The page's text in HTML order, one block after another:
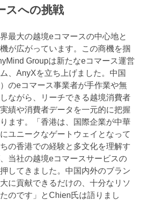
スへの挑戦
最大の越境eコマースの中心地と
が広がっています。この商機を掴
Groupは新たなeコマース運営
、AnyXを立ち上げました。中国
）のeコマース事業者が手作業や無
ながら、リーチできる越境消費者
績や消費者データを一元的に把握
ます。「香港は、国際企業が中華
ユニークなゲートウェイとなって
の香港での経験と多文化を理解す
当社の越境eコマースサービスの
してきました。中国内外のブラン
に貢献できるだけの、十分なリソ
のです」とChien氏は語りまし